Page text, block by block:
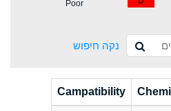
Poor
נקה חיפוש
Campatibility